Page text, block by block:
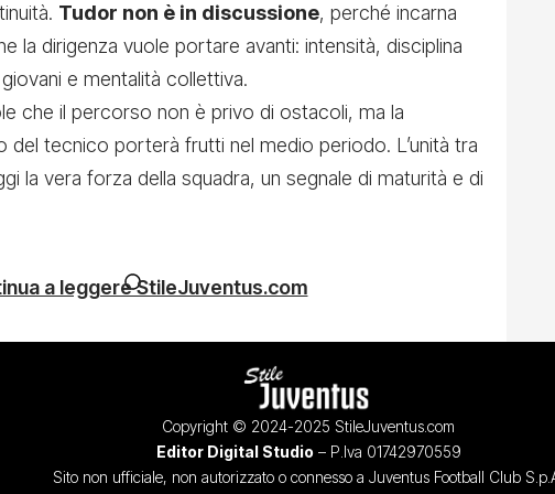
Tudor non è in discussione, perché incarna
la dirigenza vuole portare avanti: intensità, disciplina
e mentalità collettiva.
che il percorso non è privo di ostacoli, ma la
del tecnico porterà frutti nel medio periodo. L’unità tra
la vera forza della squadra, un segnale di maturità e di
a leggere StileJuventus.com
Copyright © 2024-2025 StileJuventus.com
Editor Digital Studio – P.Iva 01742970559
Sito non ufficiale, non autorizzato o connesso a Juventus Football Club